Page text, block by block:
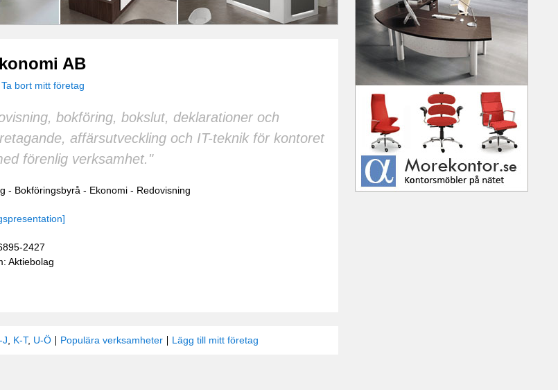
AB
Ta bort mitt företag
bokföring, bokslut, deklarationer och
affärsutveckling och IT-teknik för kontoret
förenlig verksamhet."
- Bokföringsbyrå - Ekonomi- Redovisning
2427
Aktiebolag
J K-T, U-Ö Populära verksamheter Lägg till mitt företag